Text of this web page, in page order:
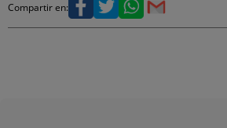
Síndrome de disfunción lagrimal
Compartir en: